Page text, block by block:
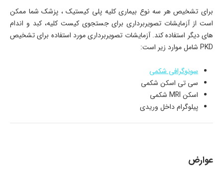
برای تشخیص هر سه نوع بیماری کلیه پلی کیستیک ، پزشک شما ممکن
است از آزمایشات تصویربرداری برای جستجوی کیست کلیه، کبد و اندام
های دیگر استفاده کند. آزمایشات تصویربرداری مورد استفاده برای تشخیص
PKD شامل موارد زیر است:
سونوگرافی شکمی
سی تی اسکن شکمی
اسکن MRI شکمی
پیلوگرام داخل وریدی
عوارض